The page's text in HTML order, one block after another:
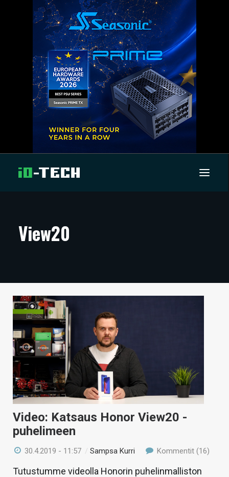
ARTIKKELIT
TECHBBS
TIETOA
HINTA.FI
KAUPPA
VAIHDA TEEMA
HAKU
View20
Video: Katsaus Honor View20 -
puhelimeen
30.4.2019 - 11:57 /Sampsa Kurri Kommentit (16)
Tutustumme videolla Honorin puhelinmalliston